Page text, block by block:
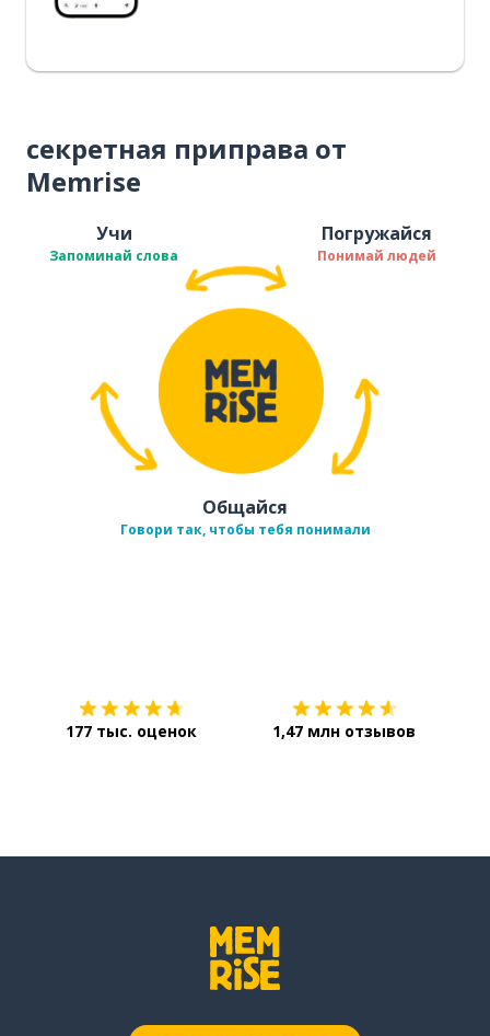
секретная приправа от
Memrise
Учи
Запоминай слова
Погружайся
Понимай людей
Общайся
Говори так, чтобы тебя понимали
177 тыс. оценок 1,47 млн отзывов